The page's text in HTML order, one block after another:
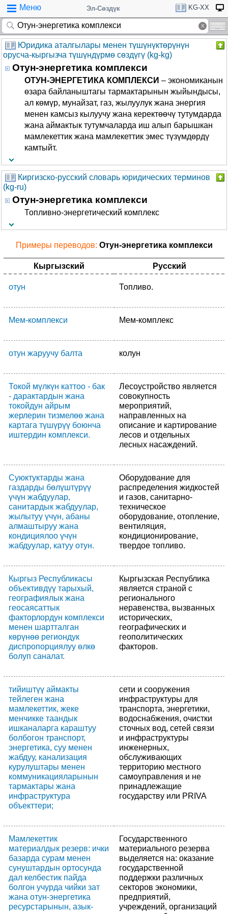
Меню Эл-Сөздүк KG-XX
Юридика аталгылары менен түшүнүктөрүнүн
орусча-кыргызча түшүндүрмө сөздүгү (kg-kg)
Отун-энергетика комплекси
ОТУН-ЭНЕРГЕТИКА КОМПЛЕКСИ – экономиканын
өзара байланыштагы тармактарынын жыйындысы,
ал көмүр, мунайзат, газ, жылуулук жана энергия
менен камсыз кылуучу жана керектөөчү тутумдарда
жана аймактык тутумчаларда иш алып барышкан
мамлекеттик жана мамлекеттик эмес түзүмдөрдү
камтыйт.
Киргизско-русский словарь юридических терминов
(kg-ru)
Отун-энергетика комплекси
Топливно-энергетический комплекс
Примеры переводов: Отун-энергетика комплекси
Кыргызский Русский
отун Топливо.
Мем-комплекси Мем-комплекс
отун жаруучу балта колун
Токой мүлкүн каттоо - бак
- дарактардын жана
токойдун айрым
жерлерин тизмелөө жана
картага түшүрүү боюнча
иштердин комплекси.
Лесоустройство является
совокупность
мероприятий,
направленных на
описание и картирование
лесов и отдельных
лесных насаждений.
Суюктуктарды жана
газдарды бөлүштүрүү
үчүн жабдуулар,
санитардык жабдуулар,
жылытуу үчүн, абаны
алмаштыруу жана
кондициялоо үчүн
жабдуулар, катуу отун.
Оборудование для
распределения жидкостей
и газов, санитарно-
техническое
оборудование, отопление,
вентиляция,
кондиционирование,
твердое топливо.
Кыргыз Республикасы
объективдүү тарыхый,
географиялык жана
геосаясаттык
факторлордун комплекси
менен шартталган
көрүнөө региондук
диспропорциялуу өлкө
болуп саналат.
Кыргызская Республика
является страной с
регионального
неравенства, вызванных
исторических,
географических и
геополитических
факторов.
тийиштүү аймакты
тейлеген жана
мамлекеттик, жеке
менчикке таандык
ишканаларга караштуу
болбогон транспорт,
энергетика, суу менен
жабдуу, канализация
курулуштары менен
коммуникацияларынын
тармактары жана
инфраструктура
объекттери;
сети и сооружения
инфраструктуры для
транспорта, энергетики,
водоснабжения, очистки
сточных вод, сетей связи
и инфраструктуры
инженерных,
обслуживающих
территорию местного
самоуправления и не
принадлежащие
государству или PRIVA
Мамлекеттик
материалдык резерв: ички
базарда сурам менен
сунуштардын ортосунда
дал келбестик пайда
болгон учурда чийки зат
жана отун-энергетика
ресурстарынын, азык-
Государственного
материального резерва
выделяется на: оказание
государственной
поддержки различных
секторов экономики,
предприятий,
учреждений, организаций